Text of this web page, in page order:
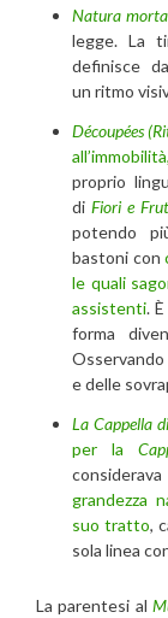
Natura
legge. La
definisce
un ritmo
Découpées
proprio
di Fiori e
potendo
bastoni con
le quali
assistenti.
forma
e delle
La Cappella
per la
grandezza
suo tratto,
sola linea
La parentesi al